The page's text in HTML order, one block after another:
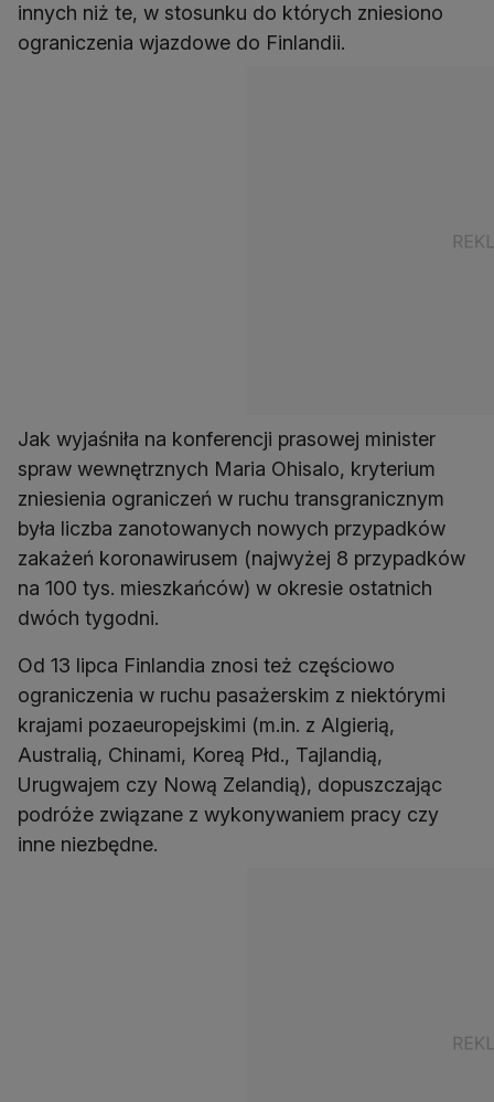
innych niż te, w stosunku do których zniesiono
ograniczenia wjazdowe do Finlandii.
Jak wyjaśniła na konferencji prasowej minister
spraw wewnętrznych Maria Ohisalo, kryterium
zniesienia ograniczeń w ruchu transgranicznym
była liczba zanotowanych nowych przypadków
zakażeń koronawirusem (najwyżej 8 przypadków
na 100 tys. mieszkańców) w okresie ostatnich
dwóch tygodni.
Od 13 lipca Finlandia znosi też częściowo
ograniczenia w ruchu pasażerskim z niektórymi
krajami pozaeuropejskimi (m.in. z Algierią,
Australią, Chinami, Koreą Płd., Tajlandią,
Urugwajem czy Nową Zelandią), dopuszczając
podróże związane z wykonywaniem pracy czy
inne niezbędne.